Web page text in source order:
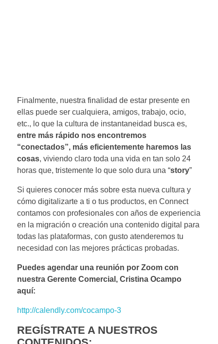
Finalmente, nuestra finalidad de estar presente en
ellas puede ser cualquiera, amigos, trabajo, ocio,
etc., lo que la cultura de instantaneidad busca es,
entre más rápido nos encontremos
“conectados”, más eficientemente haremos las
cosas, viviendo claro toda una vida en tan solo 24
horas que, tristemente lo que solo dura una “story”
Si quieres conocer más sobre esta nueva cultura y
cómo digitalizarte a ti o tus productos, en Connect
contamos con profesionales con años de experiencia
en la migración o creación una contenido digital para
todas las plataformas, con gusto atenderemos tu
necesidad con las mejores prácticas probadas.
Puedes agendar una reunión por Zoom con
nuestra Gerente Comercial, Cristina Ocampo
aquí:
http://calendly.com/cocampo-3
REGÍSTRATE A NUESTROS